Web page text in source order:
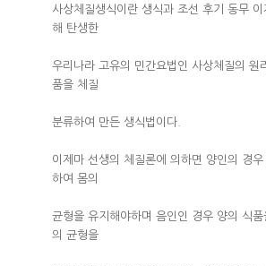
사상체질생식이란 생식과 조선 후기 동무 이
해 탄생한
우리나라 고유의 민간요법인 사상체질의 원
품을 체질
분류하여 만든 생식법이다.
이제마 선생의 체질론에 의하면 양인의 경우
하여 몸의
균형을 유지해야하며 음인인 경우 양의 식
의 균형을